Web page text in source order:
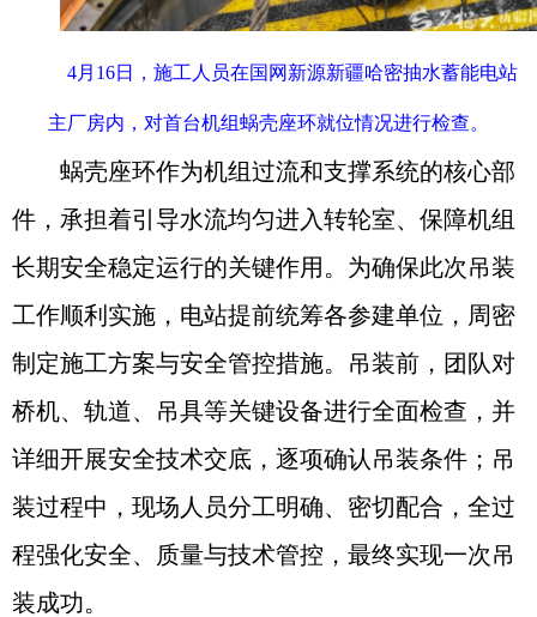
4月16日，施工人员在国网新源新疆哈密抽水蓄能电站
主厂房内，对首台机组蜗壳座环就位情况进行检查。
蜗壳座环作为机组过流和支撑系统的核心部
件，承担着引导水流均匀进入转轮室、保障机组
长期安全稳定运行的关键作用。为确保此次吊装
工作顺利实施，电站提前统筹各参建单位，周密
制定施工方案与安全管控措施。吊装前，团队对
桥机、轨道、吊具等关键设备进行全面检查，并
详细开展安全技术交底，逐项确认吊装条件；吊
装过程中，现场人员分工明确、密切配合，全过
程强化安全、质量与技术管控，最终实现一次吊
装成功。